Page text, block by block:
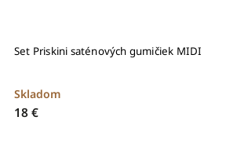
Set Priskini saténových gumičiek MIDI
Skladom
18 €